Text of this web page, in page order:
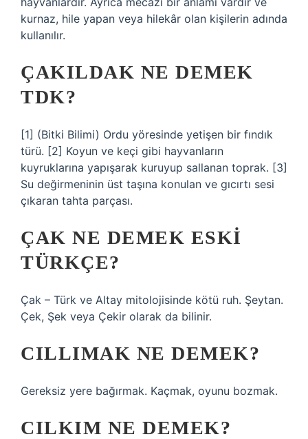
kurnaz, hile yapan veya hilekâr olan kişilerin adında
kullanılır.
ÇAKILDAK NE DEMEK
TDK?
[1] (Bitki Bilimi) Ordu yöresinde yetişen bir fındık
türü. [2] Koyun ve keçi gibi hayvanların
kuyruklarına yapışarak kuruyup sallanan toprak. [3]
Su değirmeninin üst taşına konulan ve gıcırtı sesi
çıkaran tahta parçası.
ÇAK NE DEMEK ESKI
TÜRKÇE?
Çak – Türk ve Altay mitolojisinde kötü ruh. Şeytan.
Çek, Şek veya Çekir olarak da bilinir.
CILLIMAK NE DEMEK?
Gereksiz yere bağırmak. Kaçmak, oyunu bozmak.
CILKIM NE DEMEK?